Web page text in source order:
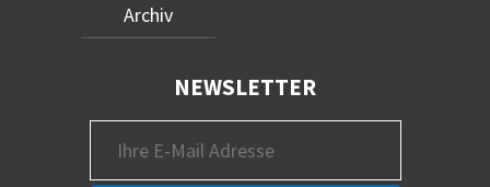
Archiv
NEWSLETTER